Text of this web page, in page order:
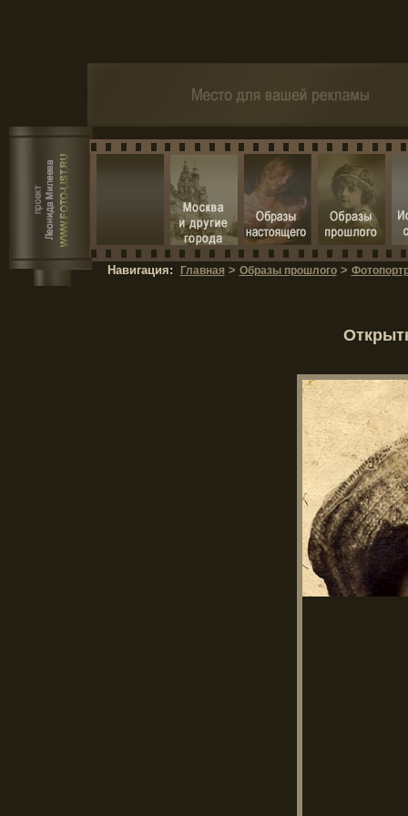
Навигация: Главная > Образы прошлого >